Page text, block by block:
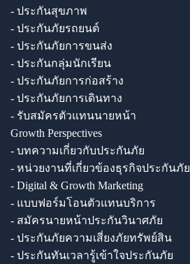
- ประกันสุขภาพ
- ประกันภัยรถยนต์
- ประกันภัยการขนส่ง
- ประกันกลุ่มนักเรียน
- ประกันภัยการก่อสร้าง
- ประกันภัยการเดินทาง
- รับสมัครตัวแทนนายหน้า
Growth Perspectives
- บทความเกี่ยวกับประกันภัย
- หน่วยงานที่เกี่ยวข้องธุรกิจประกันภัย
- Digital & Growth Marketing
- แบบฟอร์มโอนตัวแทนบริการ
- สมัครนายหน้าประกันวินาศภัย
- ประกันภัยความเสี่ยงภัยทรัพย์สิน
- ประกันทันเวลารู้เข้าใจประกันภัย